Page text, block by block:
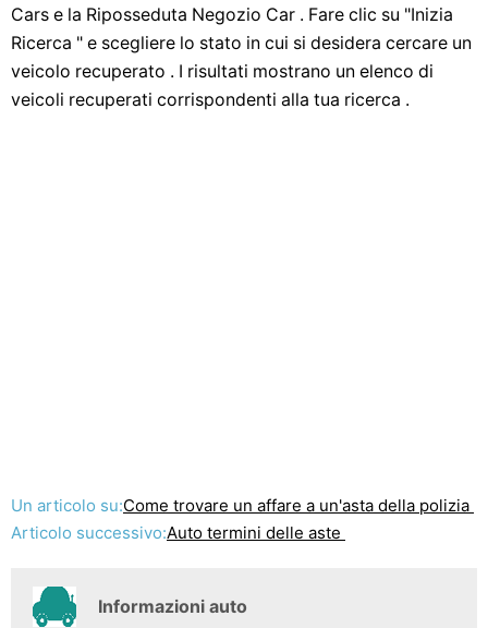
Cars e la Riposseduta Negozio Car . Fare clic su "Inizia
Ricerca " e scegliere lo stato in cui si desidera cercare un
veicolo recuperato . I risultati mostrano un elenco di
veicoli recuperati corrispondenti alla tua ricerca .
Un articolo su:Come trovare un affare a un'asta della polizia
Articolo successivo:Auto termini delle aste
Informazioni auto